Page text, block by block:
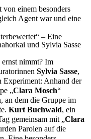
einem besonders
Agent war und eine
– Eine
und Sylvia Sasse
ernst nimmt? Im
Sylvia Sasse,
Experiment: Anhand der
„Clara Mosch“
an dem die Gruppe im
Kurt Buchwald, ein
gemeinsam mit „Clara
Parolen auf die